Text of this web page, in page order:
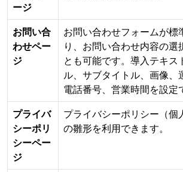
ージ
お問い合
わせペー
ジ
お問い合わせフォームが標
り、お問い合わせ内容の選
とも可能です。導入テキス
ル、サブタイトル、画像、
電話番号、営業時間を設定
プライバ
シーポリ
シーペー
ジ
プライバシーポリシー（個
の雛形を利用できます。